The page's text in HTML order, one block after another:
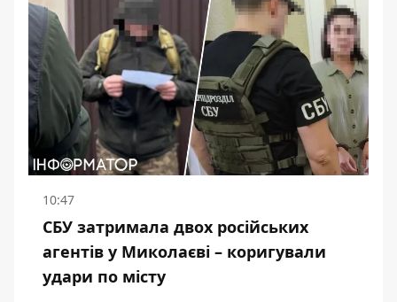
10:47
СБУ затримала двох російських
агентів у Миколаєві – коригували
удари по місту